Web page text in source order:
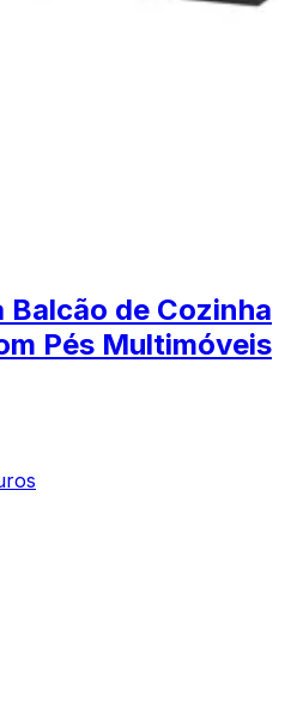
Balcão de Cozinha
Pés Multimóveis